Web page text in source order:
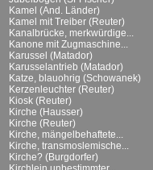
Kamel (And. Länder)
Kamel mit Treiber (Reuter)
Kanalbrücke, merkwürdige...
Kanone mit Zugmaschine...
Karussel (Matador)
Karusselantrieb (Matador)
Katze, blauohrig (Schowanek)
Kerzenleuchter (Reuter)
Kiosk (Reuter)
Kirche (Hausser)
Kirche (Reuter)
Kirche, mängelbehaftete...
Kirche, transmoslemische...
Kirche? (Burgdorfer)